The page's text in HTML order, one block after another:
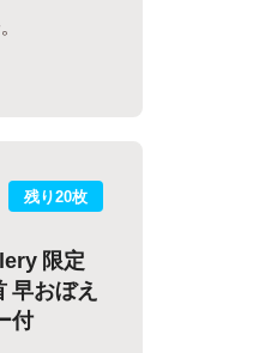
残り20枚
限定
早おぼえ
付